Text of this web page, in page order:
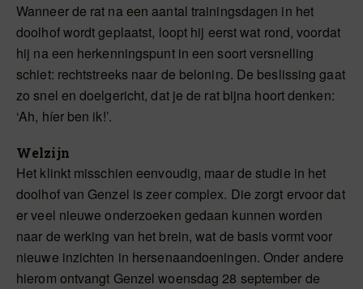
Wanneer de rat na een aantal trainingsdagen in het
doolhof wordt geplaatst, loopt hij eerst wat rond, voordat
hij na een herkenningspunt in een soort versnelling
schiet: rechtstreeks naar de beloning. De beslissing gaat
zo snel en doelgericht, dat je de rat bijna hoort denken:
‘Ah, híer ben ik!’.
Welzijn
Het klinkt misschien eenvoudig, maar de studie in het
doolhof van Genzel is zeer complex. Die zorgt ervoor dat
er veel nieuwe onderzoeken gedaan kunnen worden
naar de werking van het brein, wat de basis vormt voor
nieuwe inzichten in hersenaandoeningen. Onder andere
hierom ontvangt Genzel woensdag 28 september de